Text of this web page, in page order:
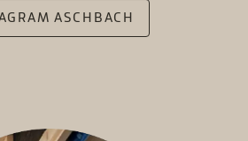
ASCHBACH